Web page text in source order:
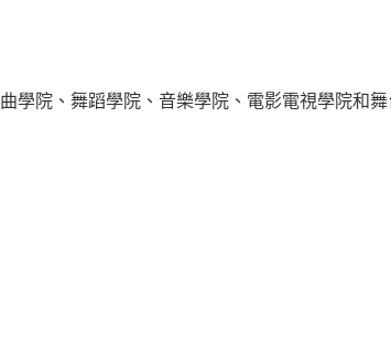
學院、舞蹈學院、音樂學院、電影電視學院和